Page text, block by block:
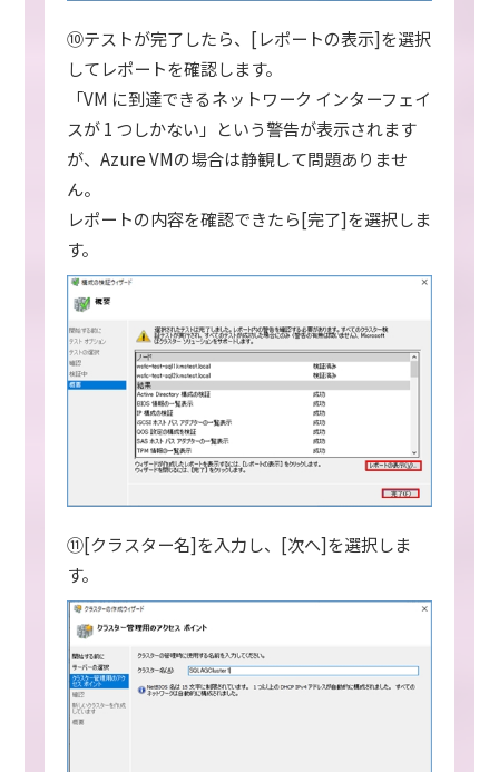
⑩テストが完了したら、[レポートの表示]を選択
してレポートを確認します。
「VM に到達できるネットワーク インターフェイ
スが 1 つしかない」という警告が表示されます
が、Azure VMの場合は静観して問題ありませ
ん。
レポートの内容を確認できたら[完了]を選択しま
す。
⑪[クラスター名]を入力し、[次へ]を選択しま
す。